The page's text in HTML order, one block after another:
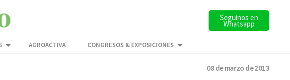
Seguinos en
Whatsapp
AGROACTIVA CONGRESOS & EXPOSICIONES
08 de marzo de 2013